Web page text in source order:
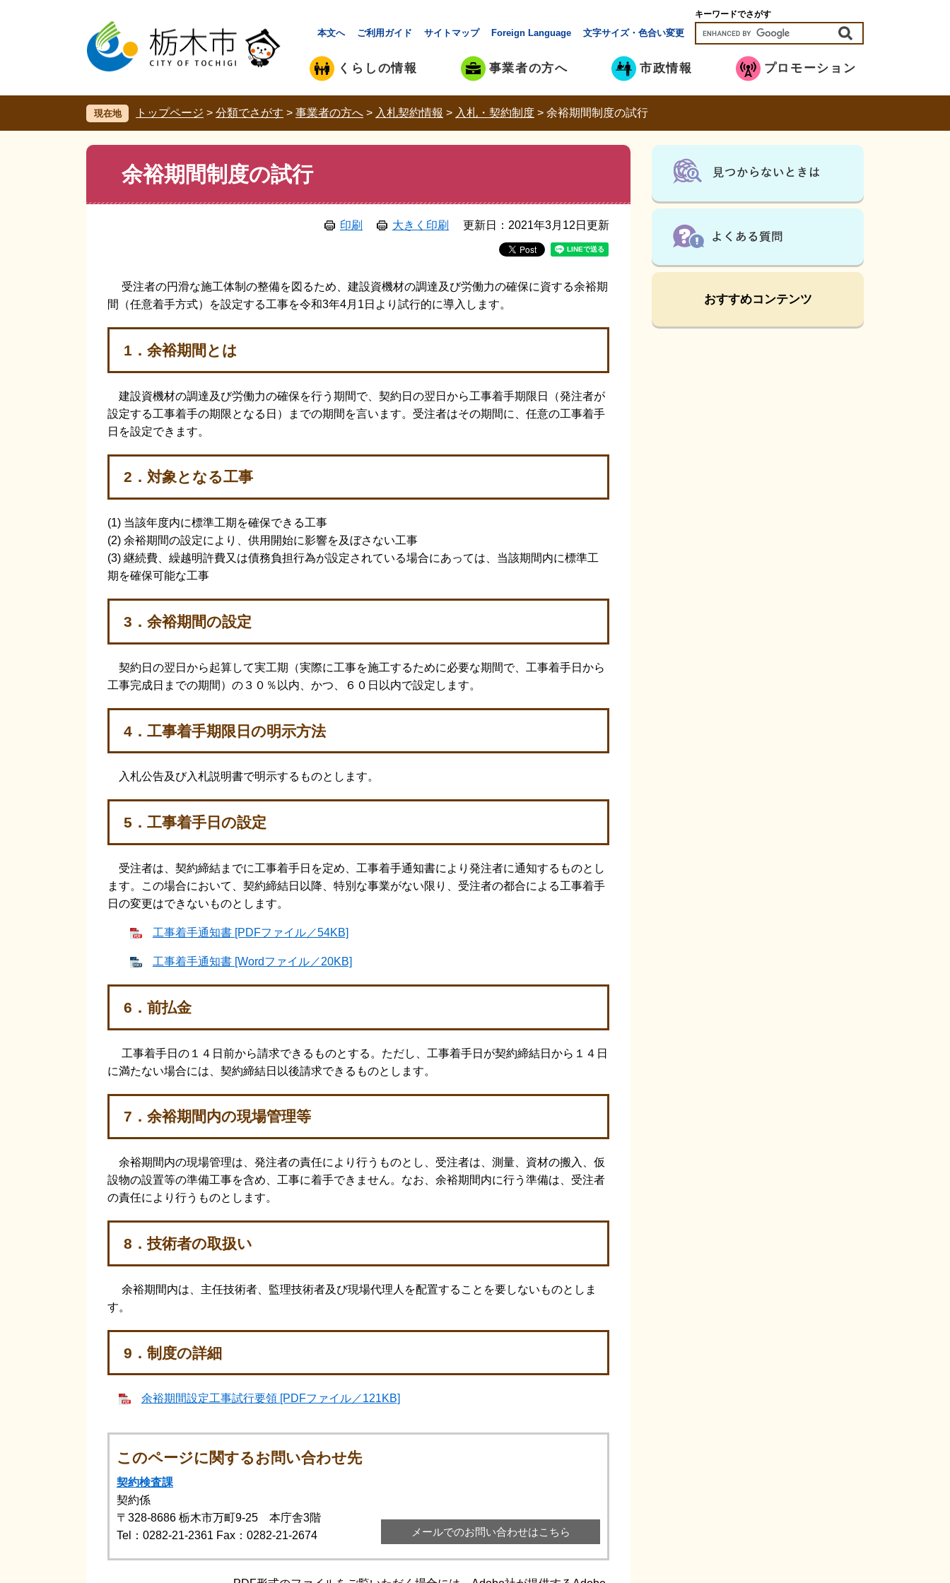
で
ば
本文へ ご利用ガイド サイトマップ Foreign Language 文字サイズ・色合い変更
キーワードでさがす
くらしの情報 事業者の方へ 市政情報 プロモーション
現在地 トップページ > 分類でさがす > 事業者の方へ > 入札契約情報 > 入札・契約制度 > 余裕期間制度の試行
余裕期間制度の試行
印刷 大きく印刷 更新日：2021年3月12日更新
受注者の円滑な施工体制の整備を図るため、建設資機材の調達及び労働力の確保に資する余裕期
間（任意着手方式）を設定する工事を令和3年4月1日より試行的に導入します。
1．余裕期間とは
建設資機材の調達及び労働力の確保を行う期間で、契約日の翌日から工事着手期限日（発注者が
設定する工事着手の期限となる日）までの期間を言います。受注者はその期間に、任意の工事着手
日を設定できます。
2．対象となる工事
(1) 当該年度内に標準工期を確保できる工事
(2) 余裕期間の設定により、供用開始に影響を及ぼさない工事
(3) 継続費、繰越明許費又は債務負担行為が設定されている場合にあっては、当該期間内に標準工
期を確保可能な工事
3．余裕期間の設定
契約日の翌日から起算して実工期（実際に工事を施工するために必要な期間で、工事着手日から
工事完成日までの期間）の３０％以内、かつ、６０日以内で設定します。
4．工事着手期限日の明示方法
入札公告及び入札説明書で明示するものとします。
5．工事着手日の設定
受注者は、契約締結までに工事着手日を定め、工事着手通知書により発注者に通知するものとし
ます。この場合において、契約締結日以降、特別な事業がない限り、受注者の都合による工事着手
日の変更はできないものとします。
工事着手通知書 [PDFファイル／54KB]
工事着手通知書 [Wordファイル／20KB]
6．前払金
工事着手日の１４日前から請求できるものとする。ただし、工事着手日が契約締結日から１４日
に満たない場合には、契約締結日以後請求できるものとします。
7．余裕期間内の現場管理等
余裕期間内の現場管理は、発注者の責任により行うものとし、受注者は、測量、資材の搬入、仮
設物の設置等の準備工事を含め、工事に着手できません。なお、余裕期間内に行う準備は、受注者
の責任により行うものとします。
8．技術者の取扱い
余裕期間内は、主任技術者、監理技術者及び現場代理人を配置することを要しないものとしま
す。
9．制度の詳細
余裕期間設定工事試行要領 [PDFファイル／121KB]
このページに関するお問い合わせ先
契約検査課
契約係
〒328-8686 栃木市万町9-25 本庁舎3階
Tel：0282-21-2361 Fax：0282-21-2674 メールでのお問い合わせはこちら
おすすめコンテンツ